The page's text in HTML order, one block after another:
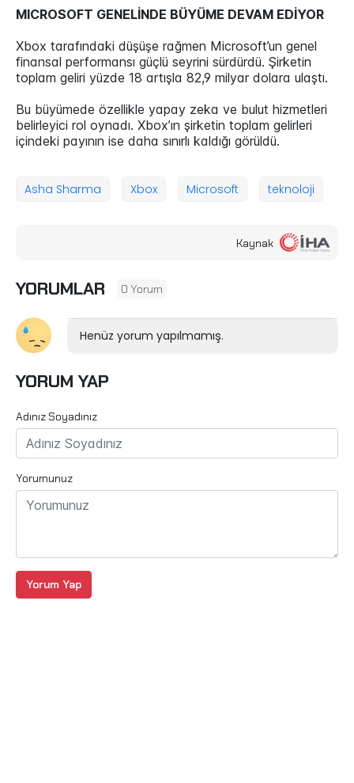
MICROSOFT GENELİNDE BÜYÜME DEVAM EDİYOR
Xbox tarafındaki düşüşe rağmen Microsoft’un genel
finansal performansı güçlü seyrini sürdürdü. Şirketin
toplam geliri yüzde 18 artışla 82,9 milyar dolara ulaştı.
Bu büyümede özellikle yapay zeka ve bulut hizmetleri
belirleyici rol oynadı. Xbox’ın şirketin toplam gelirleri
içindeki payının ise daha sınırlı kaldığı görüldü.
Asha Sharma Xbox Microsoft teknoloji
Kaynak
YORUMLAR 0 Yorum
Henüz yorum yapılmamış.
YORUM YAP
Adınız Soyadınız
Yorumunuz
Yorum Yap